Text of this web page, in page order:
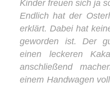
Kinder freuen sich ja
Endlich hat der
erklärt. Dabei hat
geworden ist. Der
einen leckeren
anschließend
einem Handwagen